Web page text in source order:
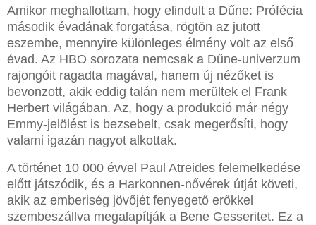
Amikor meghallottam, hogy elindult a Dűne: Prófécia
második évadának forgatása, rögtön az jutott
eszembe, mennyire különleges élmény volt az első
évad. Az HBO sorozata nemcsak a Dűne-univerzum
rajongóit ragadta magával, hanem új nézőket is
bevonzott, akik eddig talán nem merültek el Frank
Herbert világában. Az, hogy a produkció már négy
Emmy-jelölést is bezsebelt, csak megerősíti, hogy
valami igazán nagyot alkottak.
A történet 10 000 évvel Paul Atreides felemelkedése
előtt játszódik, és a Harkonnen-nővérek útját követi,
akik az emberiség jövőjét fenyegető erőkkel
szembeszállva megalapítják a Bene Gesseritet. Ez a